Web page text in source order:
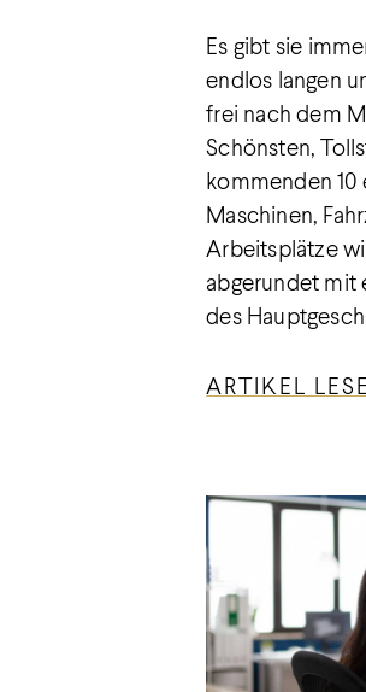
Es gibt sie
endlos langen
frei nach dem
Schönsten,
kommenden
Maschinen,
Arbeitsplätze
abgerundet mit
des
ARTIKEL